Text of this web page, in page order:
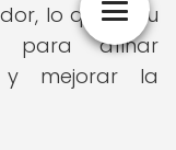
lo que a su
para afinar
y mejorar la